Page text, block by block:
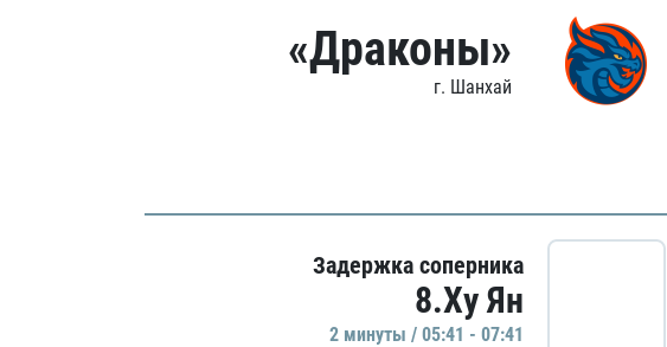
«Драконы»
г. Шанхай
Задержка соперника
8.Ху Ян
2 минуты / 05:41 - 07:41